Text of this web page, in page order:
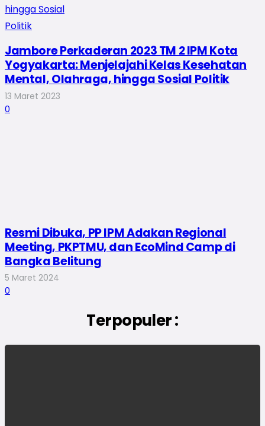
Jambore Perkaderan 2023 TM 2 IPM Kota
Yogyakarta: Menjelajahi Kelas Kesehatan
Mental, Olahraga, hingga Sosial Politik
13 Maret 2023
0
Resmi Dibuka, PP IPM Adakan Regional
Meeting, PKPTMU, dan EcoMind Camp di
Bangka Belitung
5 Maret 2024
0
Terpopuler :